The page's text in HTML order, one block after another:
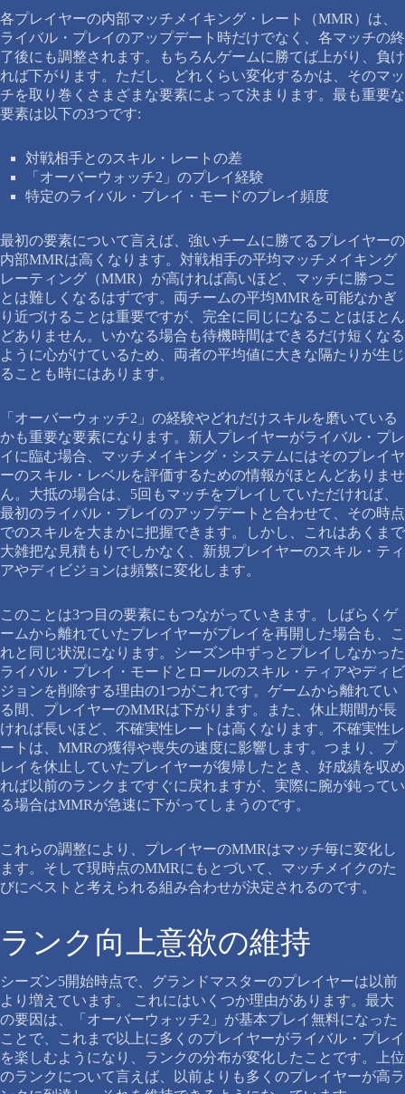
各プレイヤーの内部マッチメイキング・レート（MMR）は、
ライバル・プレイのアップデート時だけでなく、各マッチの終
了後にも調整されます。もちろんゲームに勝てば上がり、負け
れば下がります。ただし、どれくらい変化するかは、そのマッ
チを取り巻くさまざまな要素によって決まります。最も重要な
要素は以下の3つです:
対戦相手とのスキル・レートの差
「オーバーウォッチ2」のプレイ経験
特定のライバル・プレイ・モードのプレイ頻度
最初の要素について言えば、強いチームに勝てるプレイヤーの
内部MMRは高くなります。対戦相手の平均マッチメイキング
レーティング（MMR）が高ければ高いほど、マッチに勝つこ
とは難しくなるはずです。両チームの平均MMRを可能なかぎ
り近づけることは重要ですが、完全に同じになることはほとん
どありません。いかなる場合も待機時間はできるだけ短くなる
ように心がけているため、両者の平均値に大きな隔たりが生じ
ることも時にはあります。
「オーバーウォッチ2」の経験やどれだけスキルを磨いている
かも重要な要素になります。新人プレイヤーがライバル・プレ
イに臨む場合、マッチメイキング・システムにはそのプレイヤ
ーのスキル・レベルを評価するための情報がほとんどありませ
ん。大抵の場合は、5回もマッチをプレイしていただければ、
最初のライバル・プレイのアップデートと合わせて、その時点
でのスキルを大まかに把握できます。しかし、これはあくまで
大雑把な見積もりでしかなく、新規プレイヤーのスキル・ティ
アやディビジョンは頻繁に変化します。
このことは3つ目の要素にもつながっていきます。しばらくゲ
ームから離れていたプレイヤーがプレイを再開した場合も、こ
れと同じ状況になります。シーズン中ずっとプレイしなかった
ライバル・プレイ・モードとロールのスキル・ティアやディビ
ジョンを削除する理由の1つがこれです。ゲームから離れてい
る間、プレイヤーのMMRは下がります。また、休止期間が長
ければ長いほど、不確実性レートは高くなります。不確実性レ
ートは、MMRの獲得や喪失の速度に影響します。つまり、プ
レイを休止していたプレイヤーが復帰したとき、好成績を収め
れば以前のランクまですぐに戻れますが、実際に腕が鈍ってい
る場合はMMRが急速に下がってしまうのです。
これらの調整により、プレイヤーのMMRはマッチ毎に変化し
ます。そして現時点のMMRにもとづいて、マッチメイクのた
びにベストと考えられる組み合わせが決定されるのです。
ランク向上意欲の維持
シーズン5開始時点で、グランドマスターのプレイヤーは以前
より増えています。 これにはいくつか理由があります。最大
の要因は、「オーバーウォッチ2」が基本プレイ無料になった
ことで、これまで以上に多くのプレイヤーがライバル・プレイ
を楽しむようになり、ランクの分布が変化したことです。上位
のランクについて言えば、以前よりも多くのプレイヤーが高ラ